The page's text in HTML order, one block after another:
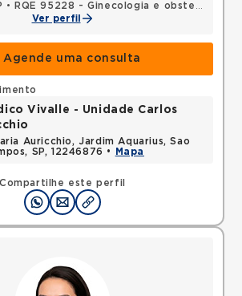
•
RQE 95228 - Ginecologia e obstetrícia
Ver perfil
Agende uma consulta
Compartilhe este perfil
Vivalle - Unidade Carlos
Auricchio, Jardim Aquarius, Sao
SP, 12246876 •
Mapa